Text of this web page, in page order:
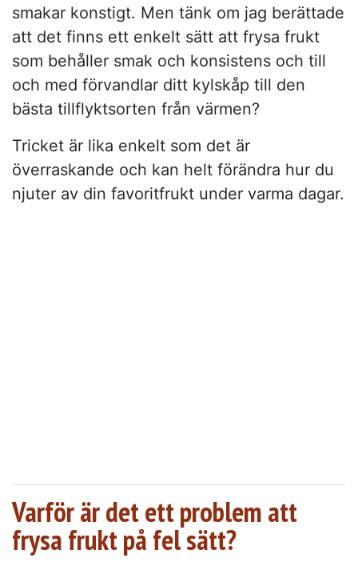
smakar konstigt. Men tänk om jag berättade
att det finns ett enkelt sätt att frysa frukt
som behåller smak och konsistens och till
och med förvandlar ditt kylskåp till den
bästa tillflyktsorten från värmen?
Tricket är lika enkelt som det är
överraskande och kan helt förändra hur du
njuter av din favoritfrukt under varma dagar.
Varför är det ett problem att
frysa frukt på fel sätt?